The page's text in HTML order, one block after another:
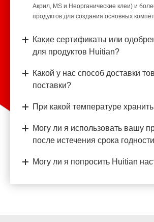
Акрил, MS и Неорганические клеи) и
продуктов для создания основных
Какие сертификаты или
для продуктов Huitian?
Какой у нас способ доставки
поставки?
При какой температуре
Могу ли я использовать вашу
после истечения срока
Могу ли я попросить Huitian
требованиями? Если да, то